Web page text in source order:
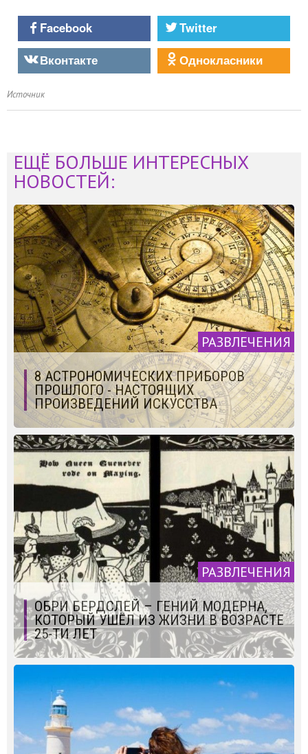
Facebook
Twitter
Вконтакте
Однокласники
Источник
ЕЩЁ БОЛЬШЕ ИНТЕРЕСНЫХ
НОВОСТЕЙ:
РАЗВЛЕЧЕНИЯ
8 АСТРОНОМИЧЕСКИХ ПРИБОРОВ
ПРОШЛОГО - НАСТОЯЩИХ
ПРОИЗВЕДЕНИЙ ИСКУССТВА
РАЗВЛЕЧЕНИЯ
ОБРИ БЕРДСЛЕЙ – ГЕНИЙ МОДЕРНА,
КОТОРЫЙ УШЁЛ ИЗ ЖИЗНИ В ВОЗРАСТЕ
25-ТИ ЛЕТ